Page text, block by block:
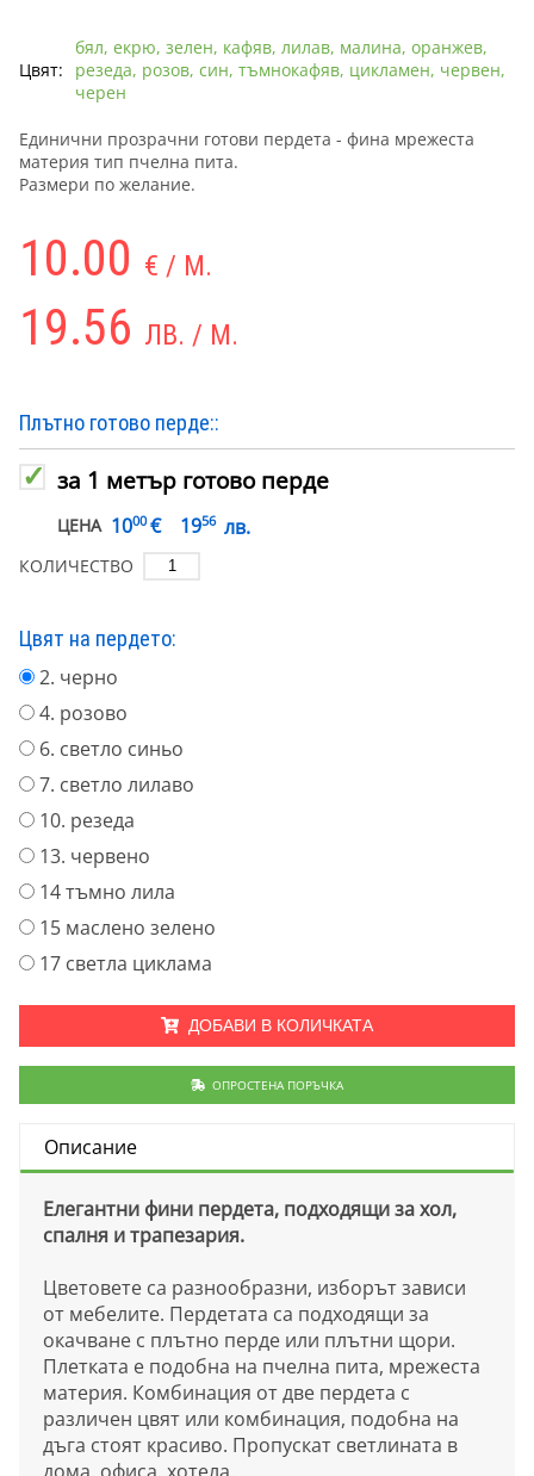
Цвят:
бял, екрю, зелен, кафяв, лилав, малина, оранжев,
резеда, розов, син, тъмнокафяв, цикламен, червен,
черен
Единични прозрачни готови пердета - фина мрежеста
материя тип пчелна пита.
Размери по желание.
10.00 € / М.
19.56 ЛВ. / М.
Плътно готово перде::
за 1 метър готово перде
ЦЕНА 1000 € 1956 лв.
КОЛИЧЕСТВО
Цвят на пердето:
2. черно
4. розово
6. светло синьо
7. светло лилаво
10. резеда
13. червено
14 тъмно лила
15 маслено зелено
17 светла циклама
ДОБАВИ В КОЛИЧКАТА
ОПРОСТЕНА ПОРЪЧКА
Описание
Елегантни фини пердета, подходящи за хол,
спалня и трапезария.
Цветовете са разнообразни, изборът зависи
от мебелите. Пердетата са подходящи за
окачване с плътно перде или плътни щори.
Плетката е подобна на пчелна пита, мрежеста
материя. Комбинация от две пердета с
различен цвят или комбинация, подобна на
дъга стоят красиво. Пропускат светлината в
дома, офиса, хотела.